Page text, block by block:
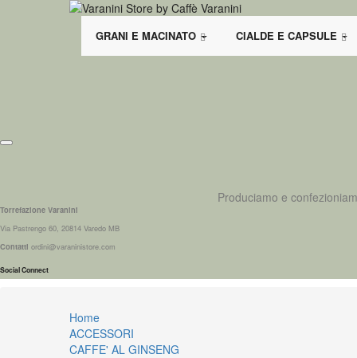
GRANI E MACINATO CIALDE E CAPSULE
Produciamo e
Torrefazione Varanini
Via Pastrengo 60, 20814 Varedo MB
Contatti ordini@varaninistore.com
Social Connect
Home
ACCESSORI
CAFFE' AL GINSENG